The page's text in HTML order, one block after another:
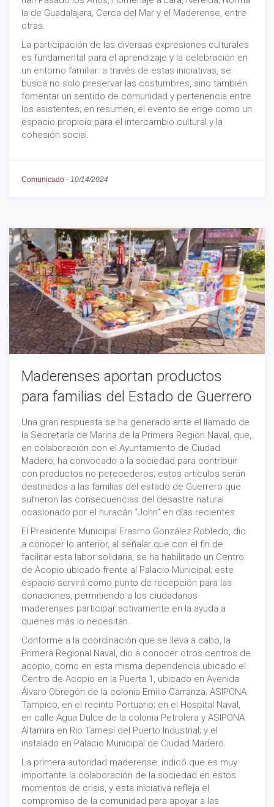
la de Guadalajara, Cerca del Mar y el Maderense, entre
otras.
La participación de las diversas expresiones culturales
es fundamental para el aprendizaje y la celebración en
un entorno familiar: a través de estas iniciativas, se
busca no solo preservar las costumbres, sino también
fomentar un sentido de comunidad y pertenencia entre
los asistentes; en resumen, el evento se erige como un
espacio propicio para el intercambio cultural y la
cohesión social.
Comunicado - 10/14/2024
Maderenses aportan productos
para familias del Estado de Guerrero
Una gran respuesta se ha generado ante el llamado de
la Secretaría de Marina de la Primera Región Naval, que,
en colaboración con el Ayuntamiento de Ciudad
Madero, ha convocado a la sociedad para contribuir
con productos no perecederos; estos artículos serán
destinados a las familias del estado de Guerrero que
sufrieron las consecuencias del desastre natural
ocasionado por el huracán “John” en días recientes.
El Presidente Municipal Erasmo González Robledo, dio
a conocer lo anterior, al señalar que con el fin de
facilitar esta labor solidaria, se ha habilitado un Centro
de Acopio ubicado frente al Palacio Municipal; este
espacio servirá como punto de recepción para las
donaciones, permitiendo a los ciudadanos
maderenses participar activamente en la ayuda a
quienes más lo necesitan.
Conforme a la coordinación que se lleva a cabo, la
Primera Regional Naval, dio a conocer otros centros de
acopio, como en esta misma dependencia ubicado el
Centro de Acopio en la Puerta 1, ubicado en Avenida
Álvaro Obregón de la colonia Emilio Carranza; ASIPONA
Tampico, en el recinto Portuario; en el Hospital Naval,
en calle Agua Dulce de la colonia Petrolera y ASIPONA
Altamira en Rio Tamesí del Puerto Industrial; y el
instalado en Palacio Municipal de Ciudad Madero.
La primera autoridad maderense, indicó que es muy
importante la colaboración de la sociedad en estos
momentos de crisis, y esta iniciativa refleja el
compromiso de la comunidad para apoyar a las